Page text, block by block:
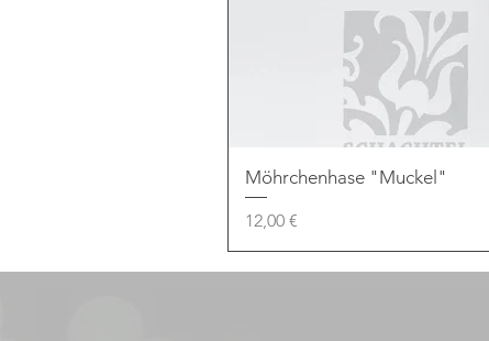
Möhrchenhase "Muckel"
Preis
12,00 €